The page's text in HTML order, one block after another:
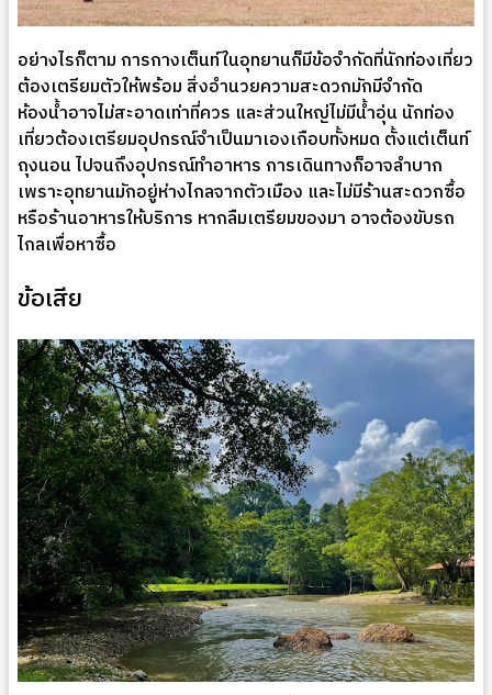
อย่างไรก็ตาม การกางเต็นท์ในอุทยานก็มีข้อจำกัดที่นักท่องเที่ยว
ต้องเตรียมตัวให้พร้อม สิ่งอำนวยความสะดวกมักมีจำกัด
ห้องน้ำอาจไม่สะอาดเท่าที่ควร และส่วนใหญ่ไม่มีน้ำอุ่น นักท่อง
เที่ยวต้องเตรียมอุปกรณ์จำเป็นมาเองเกือบทั้งหมด ตั้งแต่เต็นท์
ถุงนอน ไปจนถึงอุปกรณ์ทำอาหาร การเดินทางก็อาจลำบาก
เพราะอุทยานมักอยู่ห่างไกลจากตัวเมือง และไม่มีร้านสะดวกซื้อ
หรือร้านอาหารให้บริการ หากลืมเตรียมของมา อาจต้องขับรถ
ไกลเพื่อหาซื้อ
ข้อเสีย